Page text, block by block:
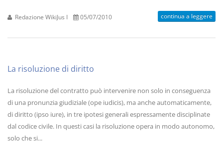
Redazione WikiJus I 05/07/2010 continua a leggere
La risoluzione di diritto
La risoluzione del contratto può intervenire non solo in conseguenza
di una pronunzia giudiziale (ope iudicis), ma anche automaticamente,
di diritto (ipso iure), in tre ipotesi generali espressamente disciplinate
dal codice civile. In questi casi la risoluzione opera in modo autonomo,
solo che si...